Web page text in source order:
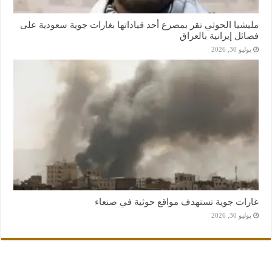
مليشيا الحوثي تقر بمصرع أحد قياداتها بغارات جوية سعودية على
فصائل إيرانية بالعراق
يوليو 30, 2026
غارات جوية تستهدف مواقع حوثية في صنعاء
يوليو 30, 2026